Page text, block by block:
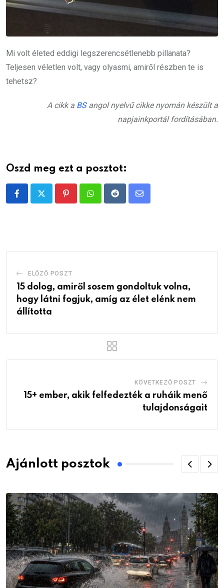
Mi volt életed eddigi legszerencsétlenebb pillanata?
Teljesen véletlen volt, vagy olyasmi, amiről részben te is
tehetsz?
A cikk a BSangol nyelvű cikke nyomán készült a
napjainkportál fordításában.
Oszd meg ezt a posztot:
PinterestWhatsappRedditShare
ELŐZŐ POSZT
15 dolog, amiről sosem gondoltuk volna,
hogy látni fogjuk, amíg az élet elénk nem
állította
KÖVETKEZŐ POSZT
15+ ember, akik felfedezték a ruháik menő
tulajdonságait
Ajánlott posztok